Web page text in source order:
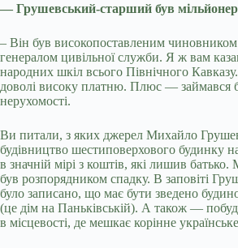
— Грушевський-старший був
– Він був високопоставленим
генералом цивільної служби. Я ж вам
народних шкіл всього Північного
доволі високу платню. Плюс — займався
нерухомості.
Ви питали, з яких джерел Михайло
будівництво шестиповерхового будинку
в значній мірі з коштів, які лишив
був розпорядником спадку. В заповіті
було записано, що має бути зведено
(це дім на Паньківській). А також —
в місцевості, де мешкає корінне